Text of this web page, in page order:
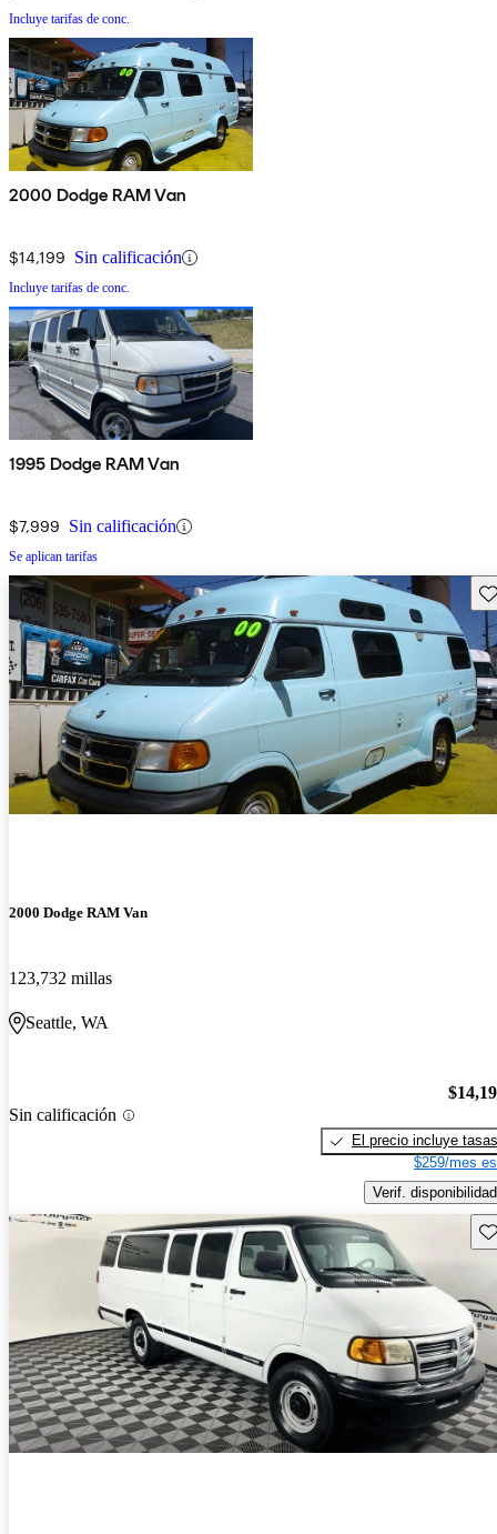
Incluye tarifas de conc.
2000 Dodge RAM Van
$14,199 Sin calificación
Incluye tarifas de conc.
1995 Dodge RAM Van
$7,999 Sin calificación
Se aplican tarifas
2000 Dodge RAM Van
123,732 millas
Seattle, WA
Sin calificación
El precio incluye tasas
$259/mes
Verif. disponibilidad